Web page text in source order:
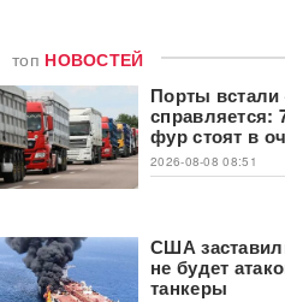
топ НОВОСТЕЙ
Порты
справляется:
фур стоят в
2026-08-08 08:51
США
не будет
танкеры